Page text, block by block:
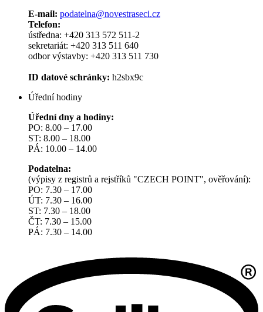
E-mail: podatelna@novestraseci.cz
Telefon:
ústředna: +420 313 572 511-2
sekretariát: +420 313 511 640
odbor výstavby: +420 313 511 730
ID datové schránky: h2sbx9c
Úřední hodiny
Úřední dny a hodiny:
PO: 8.00 – 17.00
ST: 8.00 – 18.00
PÁ: 10.00 – 14.00
Podatelna:
(výpisy z registrů a rejstříků "CZECH POINT", ověřování):
PO: 7.30 – 17.00
ÚT: 7.30 – 16.00
ST: 7.30 – 18.00
ČT: 7.30 – 15.00
PÁ: 7.30 – 14.00